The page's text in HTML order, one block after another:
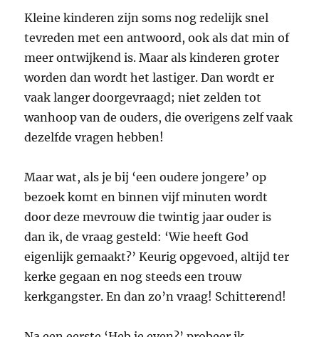
Kleine kinderen zijn soms nog redelijk snel
tevreden met een antwoord, ook als dat min of
meer ontwijkend is. Maar als kinderen groter
worden dan wordt het lastiger. Dan wordt er
vaak langer doorgevraagd; niet zelden tot
wanhoop van de ouders, die overigens zelf vaak
dezelfde vragen hebben!
Maar wat, als je bij ‘een oudere jongere’ op
bezoek komt en binnen vijf minuten wordt
door deze mevrouw die twintig jaar ouder is
dan ik, de vraag gesteld: ‘Wie heeft God
eigenlijk gemaakt?’ Keurig opgevoed, altijd ter
kerke gegaan en nog steeds een trouw
kerkgangster. En dan zo’n vraag! Schitterend!